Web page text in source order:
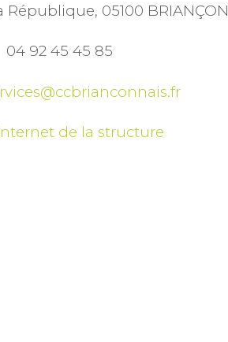
République, 05100 BRIANÇON
04 92 45 45 85
de la structure